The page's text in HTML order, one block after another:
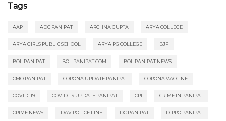
Tags
AAP ADC PANIPAT ARCHNA GUPTA ARYA COLLEGE
ARYA GIRLS PUBLIC SCHOOL ARYA PG COLLEGE BJP
BOL PANIPAT BOL PANIPAT.COM BOL PANIPAT NEWS
CMO PANIPAT CORONA UPDATE PANIPAT CORONA VACCINE
COVID-19 COVID-19 UPDATE PANIPAT CPI CRIME IN PANIPAT
CRIME NEWS DAV POLICE LINE DC PANIPAT DIPRO PANIPAT